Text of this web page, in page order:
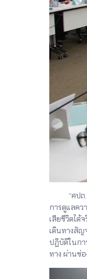
“ศปถ. ข
การดูแลคว
เสียชีวิตได้
เดินทางสัญ
ปฏิบัติในกา
ทาง ผ่านช่